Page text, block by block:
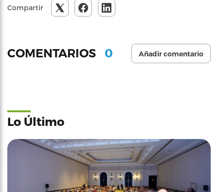
Compartir
COMENTARIOS 0 Añadir comentario
Lo Último